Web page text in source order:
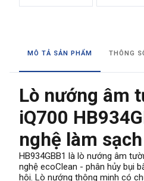
MÔ TẢ SẢN PHẨM THÔNG
Lò nướng âm
iQ700
nghệ làm
HB934GBB1 là lò nướng âm
nghệ ecoClean - phân hủy bụi
hôi. Lò nướng thông minh có